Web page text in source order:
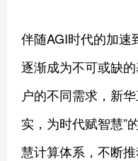
伴随AGI时代的加速
逐渐成为不可或缺
户的不同需求，新
实，为时代赋智慧”
慧计算体系，不断推